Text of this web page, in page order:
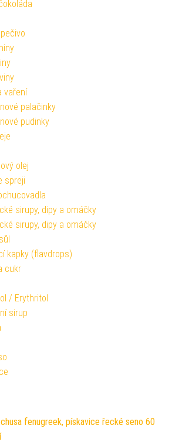
vaření
palačinky
pudinky
olej
spreji
sirupy, dipy a omáčky
sirupy, dipy a omáčky
kapky (flavdrops)
cukr
/ Erythritol
sirup
fenugreek, pískavice řecké seno 60